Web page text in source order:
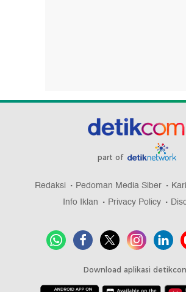
part of
Redaksi Pedoman Media Siber
Info Iklan
Privacy Policy
Download aplikasi